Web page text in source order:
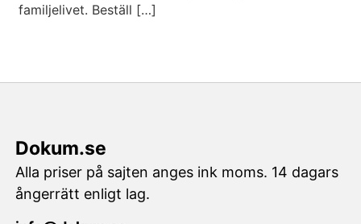
familjelivet. Beställ […]
Dokum.se
Alla priser på sajten anges ink moms. 14 dagars
ångerrätt enligt lag.